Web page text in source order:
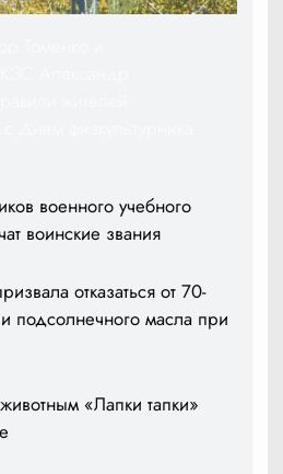
военного учебного
воинские звания
отказаться от 70-
подсолнечного масла при
«Лапки тапки»